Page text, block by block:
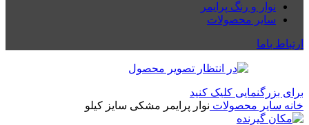
نوار و رنگ پرایمر
سایر محصولات
ارتباط باما
برای بزرگنمایی کلیک کنید
خانه سایر محصولات نوار پرایمر مشکی سایز کیلو